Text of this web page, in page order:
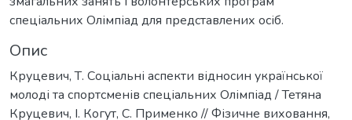
спеціальних Олімпіад для представлених осіб.
Опис
Круцевич, Т. Соціальні аспекти відносин української
молоді та спортсменів спеціальних Олімпіад / Тетяна
Круцевич, І. Когут, С. Применко // Фізичне виховання,